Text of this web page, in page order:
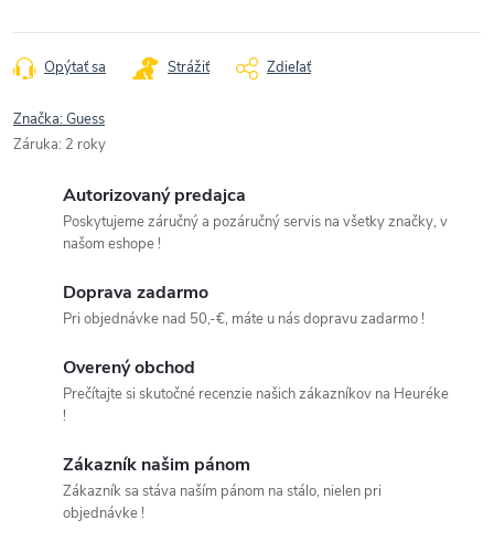
Opýtať sa Strážiť Zdieľať
Značka:Guess
Záruka: 2 roky
Autorizovaný predajca
Poskytujeme záručný a pozáručný servis na všetky značky, v
našom eshope !
Doprava zadarmo
Pri objednávke nad 50,-€, máte u nás dopravu zadarmo !
Overený obchod
Prečítajte si skutočné recenzie našich zákazníkov na Heuréke
!
Zákazník našim pánom
Zákazník sa stáva naším pánom na stálo, nielen pri
objednávke !